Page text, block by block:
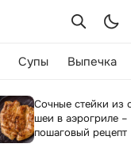
Супы Выпечка
Сочные стейки из
шеи в аэрогриле –
пошаговый рецепт